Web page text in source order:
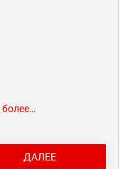
более…